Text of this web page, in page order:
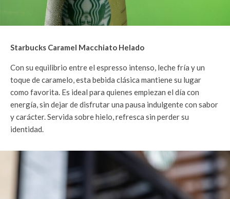
Starbucks Caramel Macchiato Helado
Con su equilibrio entre el espresso intenso, leche fría y un
toque de caramelo, esta bebida clásica mantiene su lugar
como favorita. Es ideal para quienes empiezan el día con
energía, sin dejar de disfrutar una pausa indulgente con sabor
y carácter. Servida sobre hielo, refresca sin perder su
identidad.